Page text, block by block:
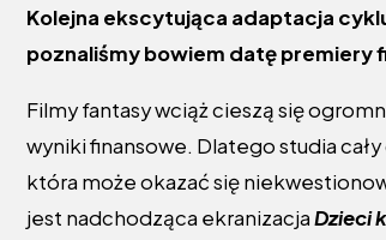
Kolejna ekscytująca adaptacja
poznaliśmy bowiem datę premiery
Filmy fantasy wciąż cieszą się
wyniki finansowe. Dlatego studia
która może okazać się
jest nadchodząca ekranizacjaDzieci